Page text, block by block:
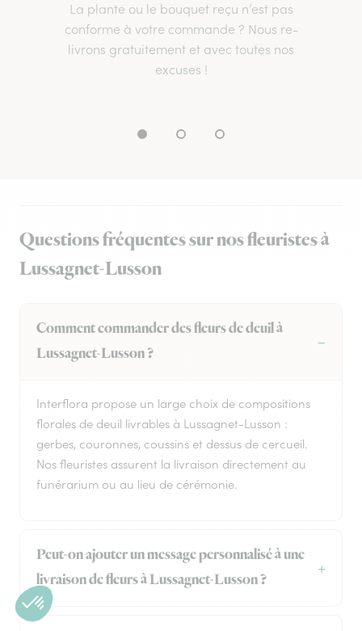
La plante ou le bouquet reçu n’est pas
conforme à votre commande ? Nous re-
livrons gratuitement et avec toutes nos
excuses !
Questions fréquentes sur nos fleuristes à
Lussagnet-Lusson
Comment commander des fleurs de deuil à
Lussagnet-Lusson ?
Interflora propose un large choix de compositions
florales de deuil livrables à Lussagnet-Lusson :
gerbes, couronnes, coussins et dessus de cercueil.
Nos fleuristes assurent la livraison directement au
funérarium ou au lieu de cérémonie.
Peut-on ajouter un message personnalisé à une
livraison de fleurs à Lussagnet-Lusson ?